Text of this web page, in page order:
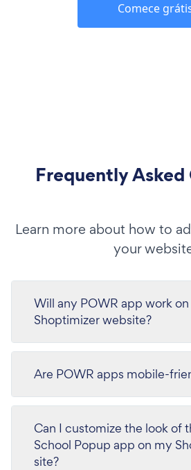
Comece
Frequently
Learn more about how to
your
Will any POWR app work
Shoptimizer website?
Are POWR apps mobile-
Can I customize the look of
School Popup app on my
site?